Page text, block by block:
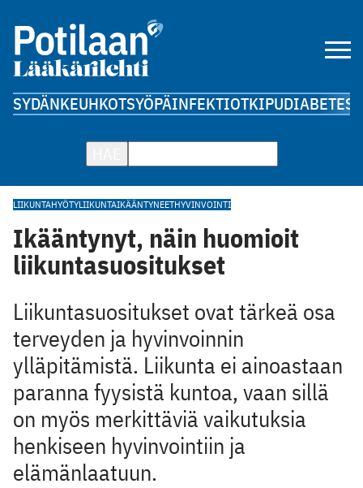
SYDÄNKEUHKOTSYÖPÄINFEKTIOTKIPUDIABETES
LIIKUNTAHYÖTYLIIKUNTAIKÄÄNTYNEETHYVINVOINTI
Ikääntynyt, näin huomioit
liikuntasuositukset
Liikuntasuositukset ovat tärkeä osa
terveyden ja hyvinvoinnin
ylläpitämistä. Liikunta ei ainoastaan
paranna fyysistä kuntoa, vaan sillä
on myös merkittäviä vaikutuksia
henkiseen hyvinvointiin ja
elämänlaatuun.